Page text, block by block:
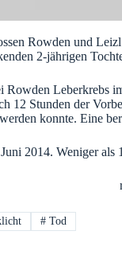
Rowden und
2-jährigen
Leberkrebs
12 Stunden der
konnte. Eine
2014. Weniger als
# Tod